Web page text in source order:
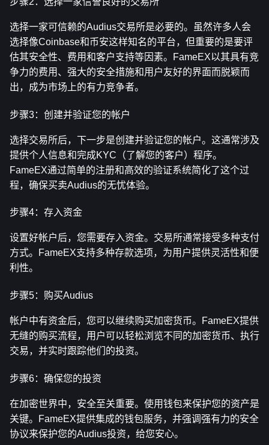
选择一家可信赖的Audius交易所是必要的。虽然许多人会
选择像Coinbase和币安这样知名的平台，但重要的是要评
估其安全性、费用和客户支持等因素。FameEX以其具有竞
争力的费用、强大的安全措施和用户友好的界面而脱颖而
出，成为市场上的有力竞争者。
步骤3：创建并验证您的帐户
选择交易所后，下一步是创建并验证您的帐户。这通常涉及
提供个人信息和完成KYC（了解您的客户）程序。
FameEX通过简单的注册和高效的验证系统简化了这个过
程，确保买卖Audius的无忧体验。
步骤4：存入资金
设置好帐户后，您需要存入资金。交易所通常接受多种支付
方式。FameEX支持多种存款选项，为用户提供灵活性和便
利性。
步骤5：购买Audius
帐户中有资金后，您可以继续购买加密货币。FameEX提供
无缝的购买流程，用户可以轻松浏览不同的加密货币、执行
交易，并实时跟踪他们的投资。
步骤6：确保您的投资
在加密世界中，安全至关重要。使用钱包来保护您的资产是
关键。FameEX提供集成的钱包服务，并强调强有力的安全
协议来保护您的Audius投资，给您安心。